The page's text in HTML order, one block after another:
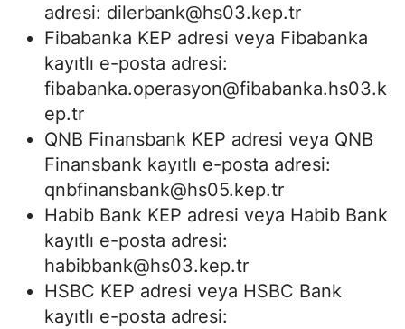
adresi: dilerbank@hs03.kep.tr
Fibabanka KEP adresi veya Fibabanka
kayıtlı e-posta adresi:
fibabanka.operasyon@fibabanka.hs03.k
ep.tr
QNB Finansbank KEP adresi veya QNB
Finansbank kayıtlı e-posta adresi:
qnbfinansbank@hs05.kep.tr
Habib Bank KEP adresi veya Habib Bank
kayıtlı e-posta adresi:
habibbank@hs03.kep.tr
HSBC KEP adresi veya HSBC Bank
kayıtlı e-posta adresi: